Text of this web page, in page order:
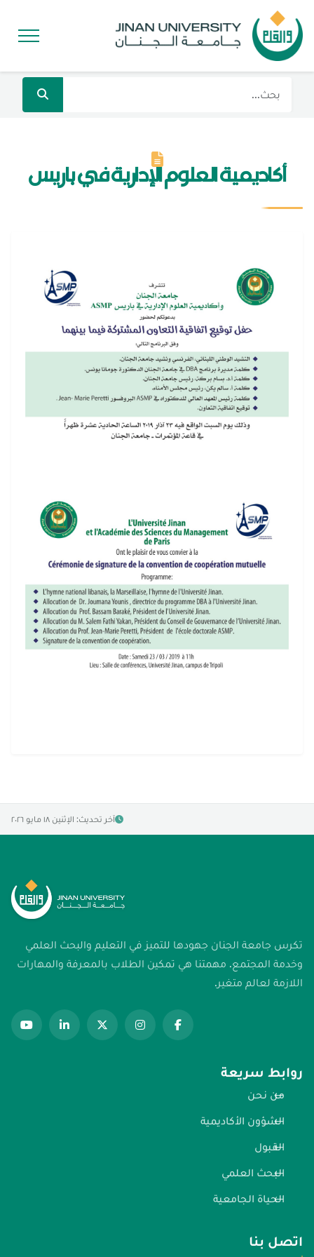
أكاديمية العلوم الإدارية في باريس
آخر تحديث: الإثنين ١٨ مايو ٢٠٢٦
تكرس جامعة الجنان جهودها للتميز في التعليم والبحث العلمي
وخدمة المجتمع. مهمتنا هي تمكين الطلاب بالمعرفة والمهارات
اللازمة لعالم متغير.
روابط سريعة
من نحن
الشؤون الأكاديمية
القبول
البحث العلمي
الحياة الجامعية
اتصل بنا